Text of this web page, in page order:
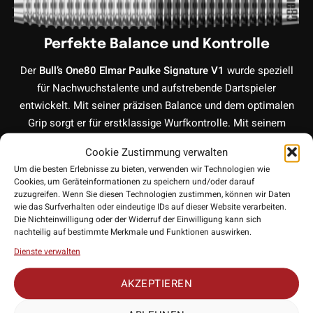
Cookie Zustimmung verwalten
Um die besten Erlebnisse zu bieten, verwenden wir Technologien wie
Cookies, um Geräteinformationen zu speichern und/oder darauf
zuzugreifen. Wenn Sie diesen Technologien zustimmen, können wir Daten
wie das Surfverhalten oder eindeutige IDs auf dieser Website verarbeiten.
Die Nichteinwilligung oder der Widerruf der Einwilligung kann sich
nachteilig auf bestimmte Merkmale und Funktionen auswirken.
Dienste verwalten
AKZEPTIEREN
Perfekte Balance und Kontrolle
Der Bull’s One80 Elmar Paulke Signature V1 wurde speziell
für Nachwuchstalente und aufstrebende Dartspieler
entwickelt. Mit seiner präzisen Balance und dem optimalen
Grip sorgt er für erstklassige Wurfkontrolle. Mit seinem
Gripabstufungen, hat man hier ein echtes Unikat in Händen.
90% Tungsten (Wolfram)
Die Darts bestehen aus hochwertigem 90% Wolfram
(Tungsten), was für Langlebigkeit und Präzision sorgt. Durch
den hohen Tungsten Anteil ist gewährleistet, dass sich der
Dart lange vor Abnutzung bewahrt. Ideal für Spieler, die ihre
Technik verfeinern möchten.